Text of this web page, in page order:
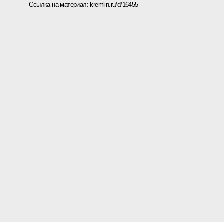
Ссылка на материал: kremlin.ru/d/16455